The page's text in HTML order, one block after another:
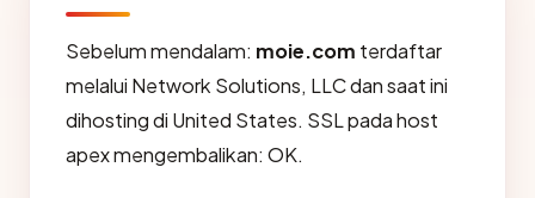
Sebelum mendalam: moie.com terdaftar
melalui Network Solutions, LLC dan saat ini
dihosting di United States. SSL pada host
apex mengembalikan: OK.